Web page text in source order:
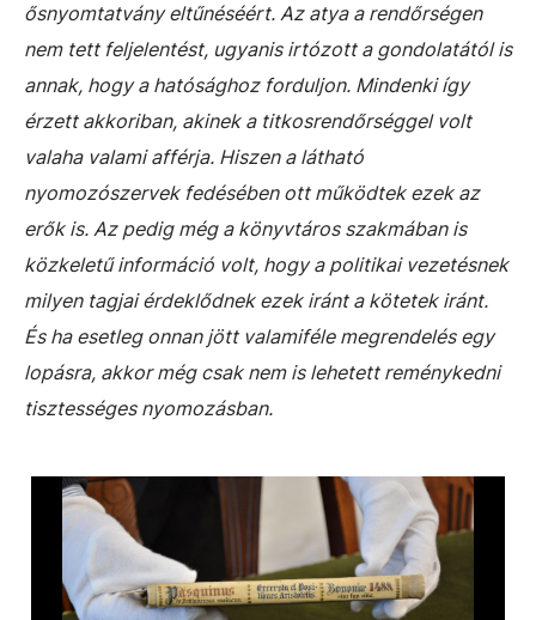
ősnyomtatvány eltűnéséért. Az atya a rendőrségen
nem tett feljelentést, ugyanis irtózott a gondolatától is
annak, hogy a hatósághoz forduljon. Mindenki így
érzett akkoriban, akinek a titkosrendőrséggel volt
valaha valami afférja. Hiszen a látható
nyomozószervek fedésében ott működtek ezek az
erők is. Az pedig még a könyvtáros szakmában is
közkeletű információ volt, hogy a politikai vezetésnek
milyen tagjai érdeklődnek ezek iránt a kötetek iránt.
És ha esetleg onnan jött valamiféle megrendelés egy
lopásra, akkor még csak nem is lehetett reménykedni
tisztességes nyomozásban.